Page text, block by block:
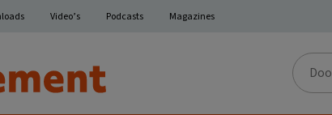
Video’s Podcasts Magazines
de
site